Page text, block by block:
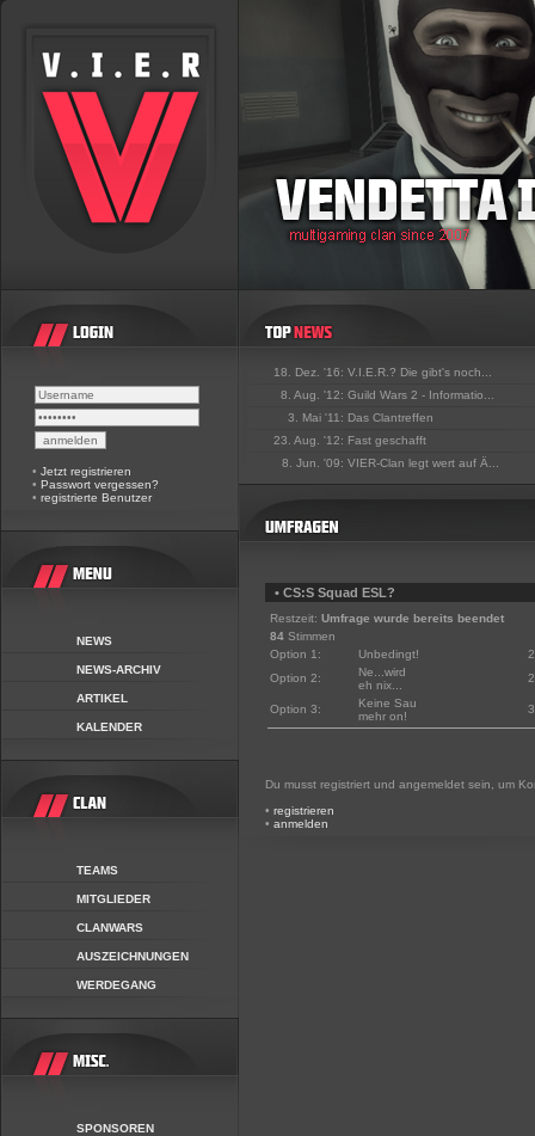
• Jetzt registrieren
• Passwort vergessen?
• registrierte Benutzer
NEWS
NEWS-ARCHIV
ARTIKEL
KALENDER
TEAMS
MITGLIEDER
CLANWARS
AUSZEICHNUNGEN
WERDEGANG
SPONSOREN
18. Dez. '16: V.I.E.R.? Die gibt's noch...
8. Aug. '12: Guild Wars 2 - Informatio...
3. Mai '11: Das Clantreffen
23. Aug. '12: Fast geschafft
8. Jun. '09: VIER-Clan legt wert auf Ä...
• CS:S Squad ESL?
Restzeit: Umfrage wurde bereits beendet
84 Stimmen
Option 1:
Unbedingt!
Option 2:
Ne...wird
eh nix...
Option 3:
Keine Sau
mehr on!
Du musst registriert und angemeldet sein, um
• registrieren
• anmelden